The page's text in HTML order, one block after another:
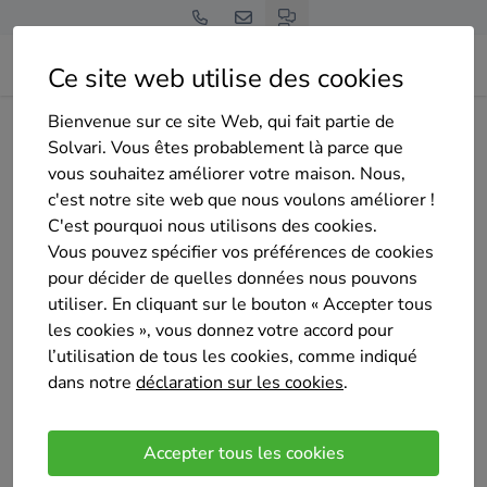
Ce site web utilise des cookies
Bienvenue sur ce site Web, qui fait partie de
Solvari. Vous êtes probablement là parce que
vous souhaitez améliorer votre maison. Nous,
c'est notre site web que nous voulons améliorer !
C'est pourquoi nous utilisons des cookies.
Vous pouvez spécifier vos préférences de cookies
pour décider de quelles données nous pouvons
utiliser. En cliquant sur le bouton « Accepter tous
les cookies », vous donnez votre accord pour
l’utilisation de tous les cookies, comme indiqué
dans notre déclaration sur les cookies.
Accepter tous les cookies
Home Pompe à chaleur Hainaut Fleurus BMP SPRL
BMP SPRL
Sélectionné 2 fois
/5
(8 avis)
Kraainem
Building Management Projet vous offre ses
compétences tant en nouvelle construction qu’en